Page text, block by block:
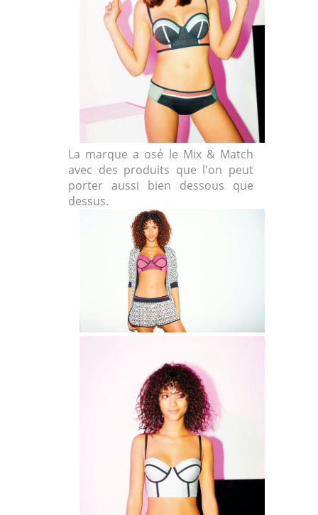
La marque a osé le Mix & Match
avec des produits que l'on peut
porter aussi bien dessous que
dessus.